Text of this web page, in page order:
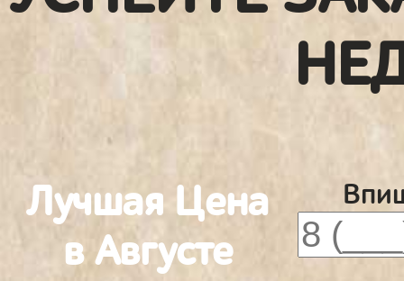
Лучшая Цена
в Августе